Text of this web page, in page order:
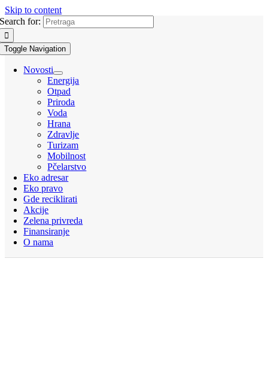
Skip to content
Search for:
Toggle Navigation
Novosti
Energija
Otpad
Priroda
Voda
Hrana
Zdravlje
Turizam
Mobilnost
Pčelarstvo
Eko adresar
Eko pravo
Gde reciklirati
Akcije
Zelena privreda
Finansiranje
O nama